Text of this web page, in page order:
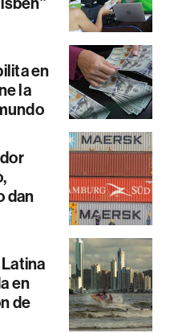
en
la
dan
en
de